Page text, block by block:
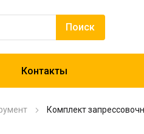
Контакты
Комплект